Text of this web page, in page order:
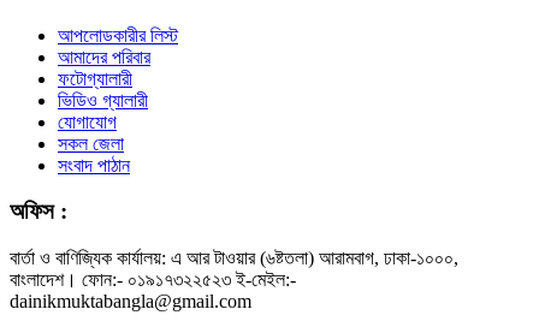
আপলোডকারীর লিস্ট
আমাদের পরিবার
ফটোগ্যালারী
ভিডিও গ্যালারী
যোগাযোগ
সকল জেলা
সংবাদ পাঠান
অফিস :
বার্তা ও বাণিজ্যিক কার্যালয়: এ আর টাওয়ার (৬ষ্টতলা) আরামবাগ, ঢাকা-১০০০,
বাংলাদেশ। ফোন:- ০১৯১৭৩২২৫২৩ ই-মেইল:-
dainikmuktabangla@gmail.com